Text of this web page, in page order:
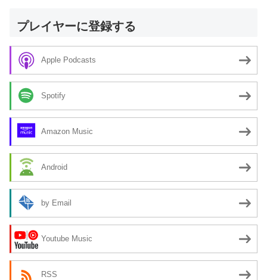
プレイヤーに登録する
Apple Podcasts
Spotify
Amazon Music
Android
by Email
Youtube Music
RSS